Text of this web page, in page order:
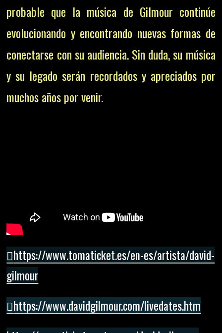
probable que la música de Gilmour continúe
evolucionando y encontrando nuevas formas de
conectarse con su audiencia. Sin duda, su música
y su legado serán recordados y apreciados por
muchos años por venir.
https://www.tomaticket.es/en-es/artista/david-
gilmour
https://www.davidgilmour.com/livedates.htm